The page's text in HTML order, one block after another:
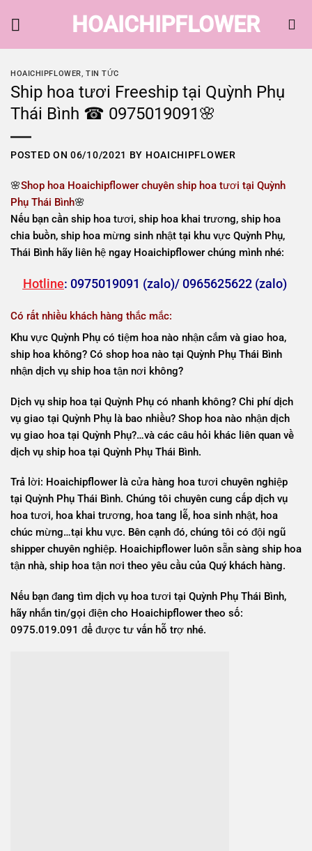
HOAICHIPFLOWER
HOAICHIPFLOWER, TIN TỨC
Ship hoa tươi Freeship tại Quỳnh Phụ
Thái Bình ☎ 0975019091🌸
POSTED ON 06/10/2021 BY HOAICHIPFLOWER
🌸Shop hoa Hoaichipflower chuyên ship hoa tươi tại Quỳnh
Phụ Thái Bình🌸
Nếu bạn cần ship hoa tươi, ship hoa khai trương, ship hoa
chia buồn, ship hoa mừng sinh nhật tại khu vực Quỳnh Phụ,
Thái Bình hãy liên hệ ngay Hoaichipflower chúng mình nhé:
Hotline: 0975019091 (zalo)/ 0965625622 (zalo)
Có rất nhiều khách hàng thắc mắc:
Khu vực Quỳnh Phụ có tiệm hoa nào nhận cắm và giao hoa,
ship hoa không? Có shop hoa nào tại Quỳnh Phụ Thái Bình
nhận dịch vụ ship hoa tận nơi không?
Dịch vụ ship hoa tại Quỳnh Phụ có nhanh không? Chi phí dịch
vụ giao tại Quỳnh Phụ là bao nhiều? Shop hoa nào nhận dịch
vụ giao hoa tại Quỳnh Phụ?…và các câu hỏi khác liên quan về
dịch vụ ship hoa tại Quỳnh Phụ Thái Bình.
Trả lời: Hoaichipflower là cửa hàng hoa tươi chuyên nghiệp
tại Quỳnh Phụ Thái Bình. Chúng tôi chuyên cung cấp dịch vụ
hoa tươi, hoa khai trương, hoa tang lễ, hoa sinh nhật, hoa
chúc mừng…tại khu vực. Bên cạnh đó, chúng tôi có đội ngũ
shipper chuyên nghiệp. Hoaichipflower luôn sẵn sàng ship hoa
tận nhà, ship hoa tận nơi theo yêu cầu của Quý khách hàng.
Nếu bạn đang tìm dịch vụ hoa tươi tại Quỳnh Phụ Thái Bình,
hãy nhắn tin/gọi điện cho Hoaichipflower theo số:
0975.019.091 để được tư vấn hỗ trợ nhé.